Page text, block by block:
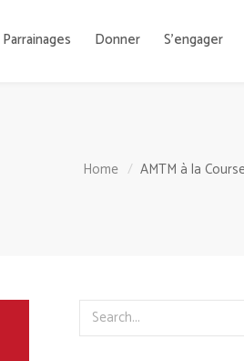
Parrainages Donner S’engager
Home AMTM à la